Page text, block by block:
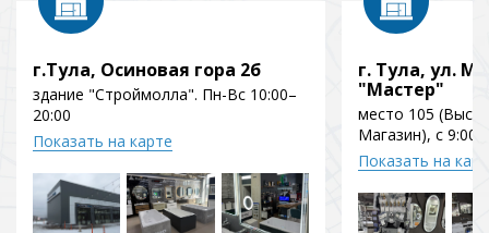
г.Тула, Осиновая гора 2б
здание "Строймолла". Пн-Вс 10:00–
20:00
Показать на карте
г. Тула, ул.
"Мастер"
место 105
Магазин), с 9:00
Показать на